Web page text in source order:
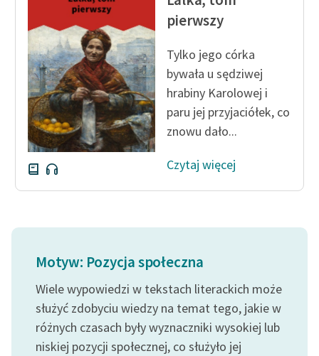
pierwszy
Tylko jego córka
bywała u sędziwej
hrabiny Karolowej i
paru jej przyjaciółek, co
znowu dało...
Czytaj więcej
Motyw: Pozycja społeczna
Wiele wypowiedzi w tekstach literackich może
służyć zdobyciu wiedzy na temat tego, jakie w
różnych czasach były wyznaczniki wysokiej lub
niskiej pozycji społecznej, co służyło jej